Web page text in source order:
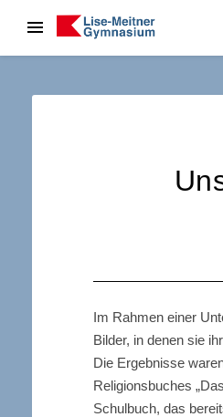
Im Rahmen einer
Bilder, in denen sie
Die Ergebnisse
Religionsbuches
Schulbuch, das